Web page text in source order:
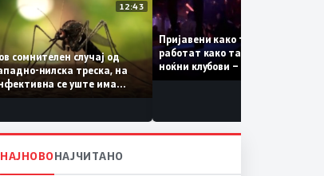
12:43
Нов сомнителен случај од
Западно-нилска треска, на
инфективна се уште има
пациенти во критична
Пријавени како туристки, а
работат како танчерки во
ноќни клубови – полицијата
откри сомнителна шема за
НАЈНОВОНАЈЧИТАНО